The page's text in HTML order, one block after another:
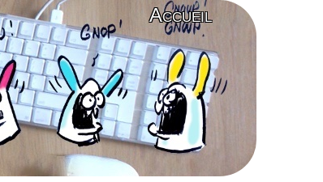
Accueil